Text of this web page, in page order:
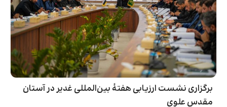
برگزاری نشست ارزیابی هفتۀ بین‌المللی غدیر در آستان
مقدس علوی